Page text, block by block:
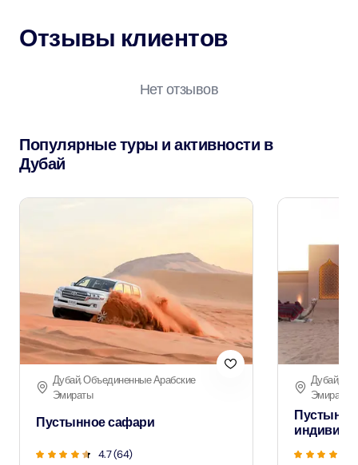
Отзывы клиентов
Нет отзывов
Популярные туры и активности в
Дубай
Дубай, Объединенные Арабские
Эмираты
Пустынное сафари
4.7 (64)
Дубай,
Эмираты